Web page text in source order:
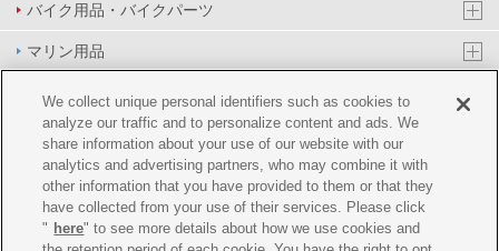
バイク用品・バイクパーツ
マリン用品
PAS/YPJ用品
その他用品
イベント&エンターテイメント
オンラインショップ
We collect unique personal identifiers such as cookies to
analyze our traffic and to personalize content and ads. We
share information about your use of our website with our
analytics and advertising partners, who may combine it with
other information that you have provided to them or that they
have collected from your use of their services. Please click
" here" to see more details about how we use cookies and